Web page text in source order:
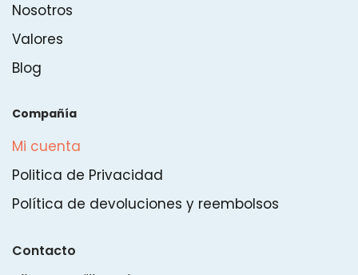
Nosotros
Valores
Blog
Compañía
Mi cuenta
Politica de Privacidad
Política de devoluciones y reembolsos
Contacto